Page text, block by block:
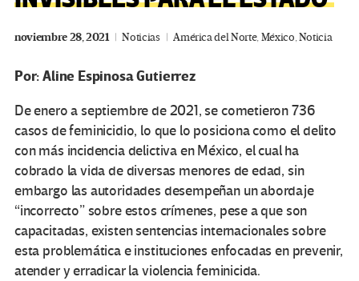
noviembre 28, 2021 Noticias América del Norte,México,Noticia
Por: Aline Espinosa Gutierrez
De enero a septiembre de 2021, se cometieron 736
casos de feminicidio, lo que lo posiciona como el delito
con más incidencia delictiva en México, el cual ha
cobrado la vida de diversas menores de edad, sin
embargo las autoridades desempeñan un abordaje
“incorrecto” sobre estos crímenes, pese a que son
capacitadas, existen sentencias internacionales sobre
esta problemática e instituciones enfocadas en prevenir,
atender y erradicar la violencia feminicida.